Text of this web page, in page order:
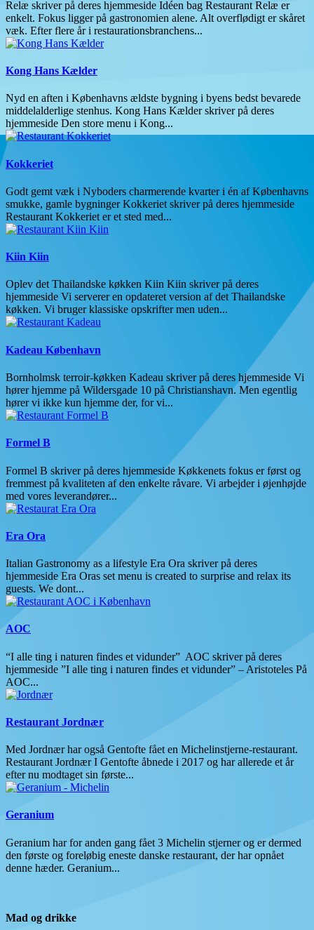
Relæ skriver på deres hjemmeside Idéen bag Restaurant Relæ er
enkelt. Fokus ligger på gastronomien alene. Alt overflødigt er skåret
væk. Efter flere år i restaurationsbranchens...
Kong Hans Kælder
Nyd en aften i Københavns ældste bygning i byens bedst bevarede
middelalderlige stenhus. Kong Hans Kælder skriver på deres
hjemmeside Den store menu i Kong...
Kokkeriet
Godt gemt væk i Nyboders charmerende kvarter i én af Københavns
smukke, gamle bygninger Kokkeriet skriver på deres hjemmeside
Restaurant Kokkeriet er et sted med...
Kiin Kiin
Oplev det Thailandske køkken Kiin Kiin skriver på deres
hjemmeside Vi serverer en opdateret version af det Thailandske
køkken. Vi bruger klassiske opskrifter men uden...
Kadeau København
Bornholmsk terroir-køkken Kadeau skriver på deres hjemmeside Vi
hører hjemme på Wildersgade 10 på Christianshavn. Men egentlig
hører vi ikke kun hjemme der, for vi...
Formel B
Formel B skriver på deres hjemmeside Køkkenets fokus er først og
fremmest på kvaliteten af den enkelte råvare. Vi arbejder i øjenhøjde
med vores leverandører...
Era Ora
Italian Gastronomy as a lifestyle Era Ora skriver på deres
hjemmeside Era Oras set menu is created to surprise and relax its
guests. We dont...
AOC
“I alle ting i naturen findes et vidunder” AOC skriver på deres
hjemmeside ”I alle ting i naturen findes et vidunder” – Aristoteles På
AOC...
Restaurant Jordnær
Med Jordnær har også Gentofte fået en Michelinstjerne-restaurant.
Restaurant Jordnær I Gentofte åbnede i 2017 og har allerede et år
efter nu modtaget sin første...
Geranium
Geranium har for anden gang fået 3 Michelin stjerner og er dermed
den første og foreløbig eneste danske restaurant, der har opnået
denne hæder. Geranium...
Mad og drikke